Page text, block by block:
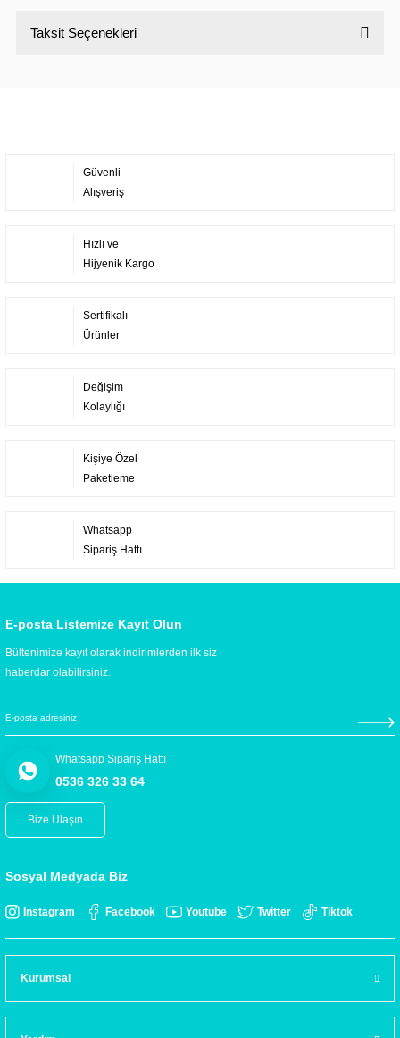
Taksit Seçenekleri
Güvenli
Alışveriş
Hızlı ve
Hijyenik Kargo
Sertifikalı
Ürünler
Değişim
Kolaylığı
Kişiye Özel
Paketleme
Whatsapp
Sipariş Hattı
E-posta Listemize Kayıt Olun
Bültenimize kayıt olarak indirimlerden ilk siz
haberdar olabilirsiniz.
Whatsapp Sipariş Hattı
0536 326 33 64
Bize Ulaşın
Sosyal Medyada Biz
Instagram Facebook Youtube Twitter Tiktok
Kurumsal